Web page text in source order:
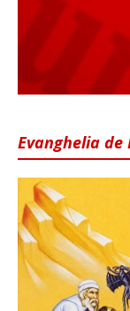
Evanghelia de